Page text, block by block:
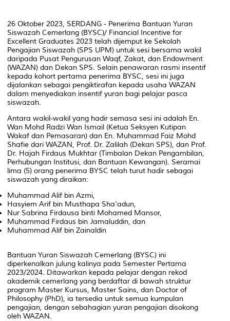
26 Oktober 2023, SERDANG - Penerima Bantuan Yuran
Siswazah Cemerlang (BYSC)/ Financial Incentive for
Excellent Graduates 2023 telah dijemput ke Sekolah
Pengajian Siswazah (SPS UPM) untuk sesi bersama wakil
daripada Pusat Pengurusan Waqf, Zakat, dan Endowment
(WAZAN) dan Dekan SPS. Selain penawaran rasmi insentif
kepada kohort pertama penerima BYSC, sesi ini juga
dijalankan sebagai pengiktirafan kepada usaha WAZAN
dalam menyediakan insentif yuran bagi pelajar pasca
siswazah.
Antara wakil-wakil yang hadir semasa sesi ini adalah En.
Wan Mohd Radzi Wan Ismail (Ketua Seksyen Kutipan
Wakaf dan Pemasaran) dan En. Muhammad Faiz Mohd
Shafie dari WAZAN, Prof. Dr. Zalilah (Dekan SPS), dan Prof.
Dr. Hajah Firdaus Mukhtar (Timbalan Dekan Pengambilan,
Perhubungan Institusi, dan Bantuan Kewangan). Seramai
lima (5) orang penerima BYSC telah turut hadir sebagai
siswazah yang diraikan:
Muhammad Alif bin Azmi,
Hasyiem Arif bin Musthapa Sha'adun,
Nur Sabrina Firdausa binti Mohamed Mansor,
Muhammad Firdaus bin Jamaluddin, dan
Muhammad Alif bin Zainaldin
Bantuan Yuran Siswazah Cemerlang (BYSC) ini
diperkenalkan julung kalinya pada Semester Pertama
2023/2024. Ditawarkan kepada pelajar dengan rekod
akademik cemerlang yang berdaftar di bawah struktur
program Master Kursus, Master Sains, dan Doctor of
Philosophy (PhD), ia tersedia untuk semua kumpulan
pengajian, dengan sebahagian yuran pengajian disokong
oleh WAZAN.